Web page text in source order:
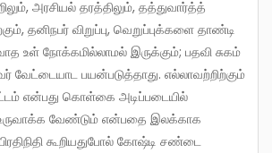
அரசியல் தரத்திலும், தத்துவார்த்த்
தனிநபர் விறுப்பு, வெறுப்புக்களை தாண்டி
உள் நோக்கமில்லாமல் இருக்கும்; பதவி சுகம்
வேட்டையாட பயன்படுத்தாது. எல்லாவற்றிற்கும்
என்பது கொள்கை அடிப்படையில்
வேண்டும் என்பதை இலக்காக
கூறியதுபோல் கோஷ்டி சண்டை